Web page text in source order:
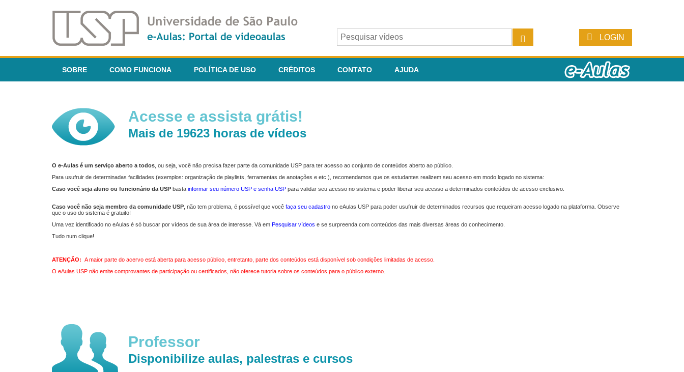
LOGIN
SOBRE COMO FUNCIONA POLÍTICA DE USO CRÉDITOS CONTATO AJUDA
Acesse e assista grátis!
Mais de 19623 horas de vídeos
O e-Aulas é um serviço aberto a todos , ou seja, você não precisa fazer parte da comunidade USP para ter acesso ao conjunto de conteúdos aberto ao público.
Para usufruir de determinadas facilidades (exemplos: organização de playlists, ferramentas de anotações e etc.), recomendamos que os estudantes realizem seu acesso em modo logado no sistema:
Caso você seja aluno ou funcionário da USP basta informar seu número USP e senha USP para validar seu acesso no sistema e poder liberar seu acesso a determinados conteúdos de acesso exclusivo.
Caso você não seja membro da comunidade USP , não tem problema, é possível que você faça seu cadastro no eAulas USP para poder usufruir de determinados recursos que requeiram acesso logado na plataforma. Observe
que o uso do sistema é gratuito!
Uma vez identificado no eAulas é só buscar por vídeos de sua área de interesse. Vá em Pesquisar vídeos e se surpreenda com conteúdos das mais diversas áreas do conhecimento.
Tudo num clique!
ATENÇÃO: A maior parte do acervo está aberta para acesso público, entretanto, parte dos conteúdos está disponível sob condições limitadas de acesso.
O eAulas USP não emite comprovantes de participação ou certificados, não oferece tutoria sobre os conteúdos para o público externo.
Professor
Disponibilize aulas, palestras e cursos